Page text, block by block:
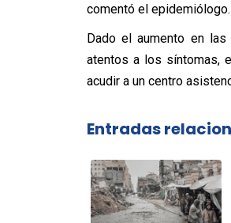
comentó el epidemiólogo.
Dado el aumento en
atentos a los síntomas,
acudir a un centro
Entradas